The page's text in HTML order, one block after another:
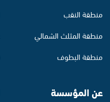
منطقة النقب
منطقة المثلث الشمالي
منطقة البطوف
عن المؤسسة